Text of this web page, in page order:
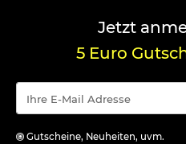
Jetzt
5 Euro
Gutscheine, Neuheiten, uvm.